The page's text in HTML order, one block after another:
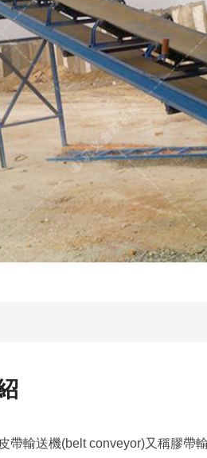
輸送機(belt conveyor)又稱膠帶